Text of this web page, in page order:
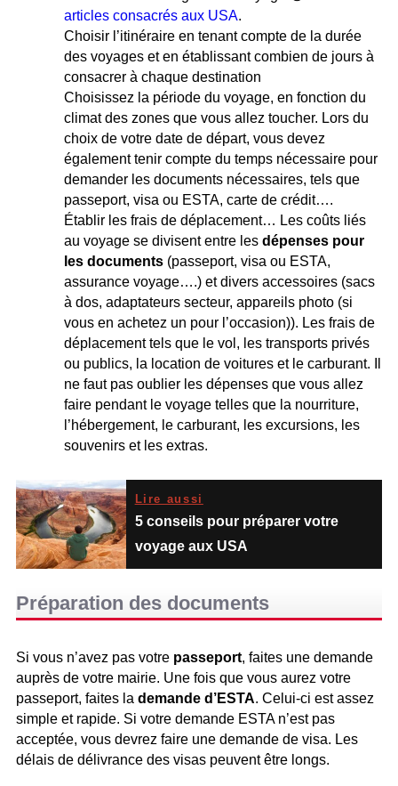
articles consacrés aux USA.
Choisir l’itinéraire en tenant compte de la durée
des voyages et en établissant combien de jours à
consacrer à chaque destination
Choisissez la période du voyage, en fonction du
climat des zones que vous allez toucher. Lors du
choix de votre date de départ, vous devez
également tenir compte du temps nécessaire pour
demander les documents nécessaires, tels que
passeport, visa ou ESTA, carte de crédit….
Établir les frais de déplacement… Les coûts liés
au voyage se divisent entre les dépenses pour
les documents (passeport, visa ou ESTA,
assurance voyage….) et divers accessoires (sacs
à dos, adaptateurs secteur, appareils photo (si
vous en achetez un pour l’occasion)). Les frais de
déplacement tels que le vol, les transports privés
ou publics, la location de voitures et le carburant. Il
ne faut pas oublier les dépenses que vous allez
faire pendant le voyage telles que la nourriture,
l’hébergement, le carburant, les excursions, les
souvenirs et les extras.
Lire aussi
5 conseils pour préparer votre
voyage aux USA
Préparation des documents
Si vous n’avez pas votre passeport, faites une demande
auprès de votre mairie. Une fois que vous aurez votre
passeport, faites la demande d’ESTA. Celui-ci est assez
simple et rapide. Si votre demande ESTA n’est pas
acceptée, vous devrez faire une demande de visa. Les
délais de délivrance des visas peuvent être longs.